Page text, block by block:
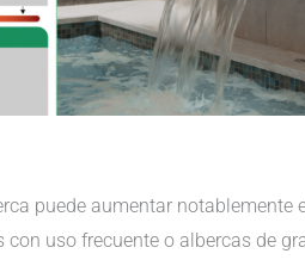
puede aumentar notablemente
uso frecuente o albercas de